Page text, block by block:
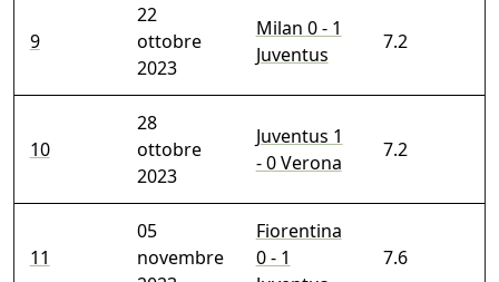
9
22
ottobre
2023
Milan 0 - 1
Juventus
7.2
10
28
ottobre
2023
Juventus 1
- 0 Verona
7.2
11
05
novembre
Fiorentina
0 - 1
7.6